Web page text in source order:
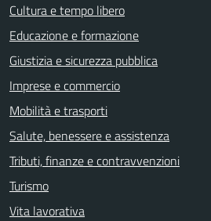
Cultura e tempo libero
Educazione e formazione
Giustizia e sicurezza pubblica
Imprese e commercio
Mobilità e trasporti
Salute, benessere e assistenza
Tributi, finanze e contravvenzioni
Turismo
Vita lavorativa